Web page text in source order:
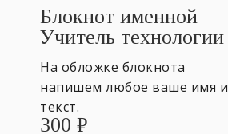
Блокнот именной
Учитель технологии
Ж
На обложке блокнота
напишем любое ваше имя и
текст.
300 ₽